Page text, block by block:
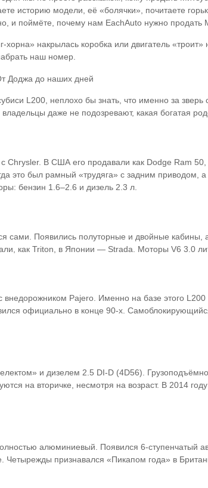
историю модели, её «болячки», почитаете
и поймёте, почему нам EachAuto нужно продать
хорна» накрылась коробка или двигатель
наш номер.
Доджа до наших дней
L200, неплохо бы знать, что именно за зверь
даже не подозревают, какая богатая
Chrysler. В США его продавали как Dodge Ram
это был рамный «трудяга» с задним приводом,
бензин 1.6–2.6 и дизель 2.3 л.
сами. Появились полуторные и двойные кабины,
как Triton, в Японии — Strada. Моторы V6 3.0
внедорожником Pajero. Именно на базе этого
официально в конце 90-х.
и дизелем 2.5 DI-D (4D56).
на вторичке, несмотря на возраст. В 2014
алюминиевый. Появился 6-ступенчатый
признавался «Пикапом года» в